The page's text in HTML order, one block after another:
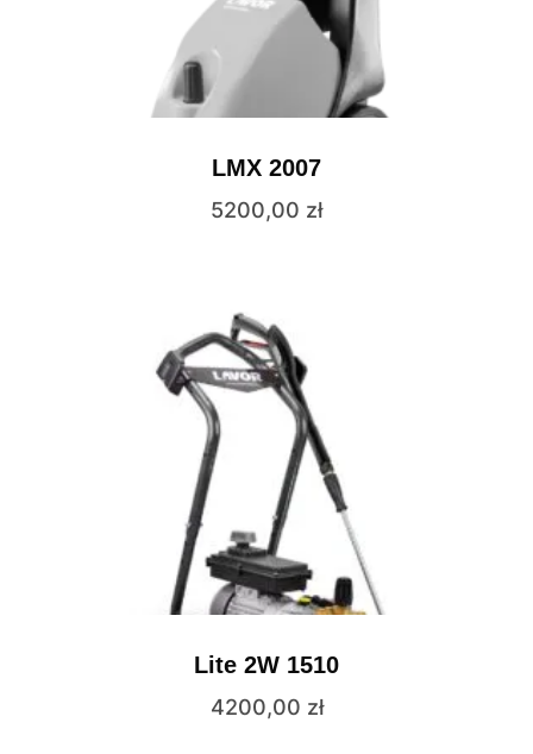
LMX 2007
5200,00 zł
Lite 2W 1510
4200,00 zł